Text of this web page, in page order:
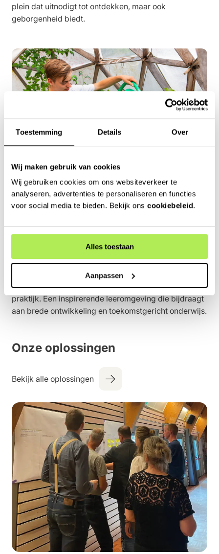
Toestemming Details Over
Wij maken gebruik van cookies
Wij gebruiken cookies om ons websiteverkeer te
analyseren, advertenties te personaliseren en functies
voor social media te bieden. Bekijk ons cookiebeleid.
Alles toestaan
Aanpassen
plein dat uitnodigt tot ontdekken, maar ook
geborgenheid biedt.
Leren in verbinding met
de natuur
De natuur maakt leren tastbaar. Buitenlessen,
onderzoek en creatieve projecten krijgen betekenis
tussen het groen. Leerlingen ervaren hoe natuur,
leefomgeving en samenleving met elkaar verbonden
zijn. Een groen schoolplein verbindt theorie en
praktijk. Een inspirerende leeromgeving die bijdraagt
aan brede ontwikkeling en toekomstgericht onderwijs.
Onze oplossingen
Bekijk alle oplossingen